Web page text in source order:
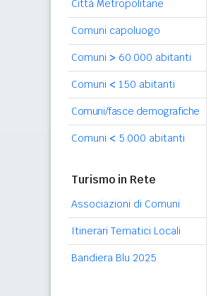
Città Metropolitane
Comuni capoluogo
Comuni > 60.000 abitanti
Comuni < 150 abitanti
Comuni/fasce demografiche
Comuni < 5.000 abitanti
Turismo in Rete
Associazioni di Comuni
Itinerari Tematici Locali
Bandiera Blu 2025